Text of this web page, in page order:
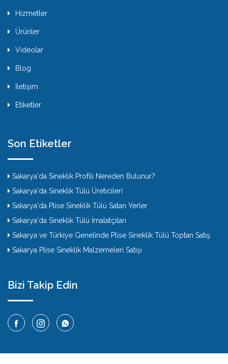
Hizmetler
Ürünler
Videolar
Blog
İletişim
Etiketler
Son Etiketler
Sakarya'da Sineklik Profili Nereden Bulunur?
Sakarya'da Sineklik Tülü Üreticileri
Sakarya'da Plise Sineklik Tülü Satan Yerler
Sakarya'da Sineklik Tülü İmalatçıları
Sakarya ve Türkiye Genelinde Plise Sineklik Tülü Toptan Satış
Sakarya Plise Sineklik Malzemeleri Satışı
Bizi Takip Edin